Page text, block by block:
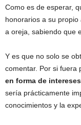
Como es de esperar,
honorarios a su
a oreja, sabiendo que
Y es que no solo se
comentar. Por si fuera
en forma de
sería prácticamente
conocimientos y la